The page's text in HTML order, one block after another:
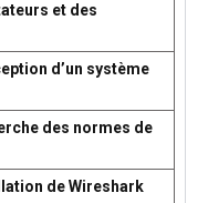
et des
d’un système
des normes de
de Wireshark